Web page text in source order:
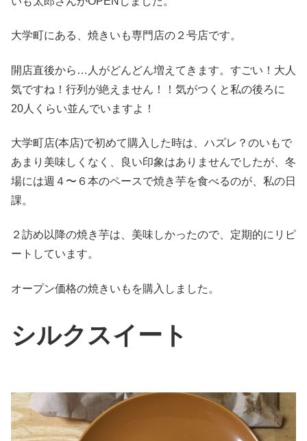
大学町にある、焼きいも専門店の２号店です。
開店直後から…人がどんどん増えてきます。すごい！大人
気ですね！行列が絶えません！！気がつくと私の後ろに
20人くらい並んでいますよ！
大学町店(本店)で初めて購入した時は、ハズレ？のいもで
あまり美味しくなく、良い印象はありませんでしたが、冬
場には週４〜６本のペースで焼き芋を食べるのが、私の日
課。
２訪め以降の焼き芋は、美味しかったので、定期的にリピ
ートしています。
オープン価格の焼きいもを購入しました。
シルクスイート